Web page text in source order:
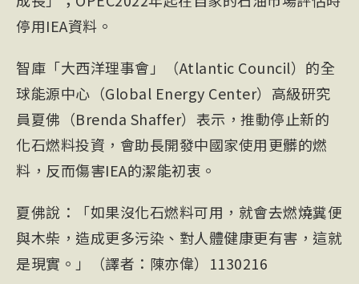
停用IEA資料。
智庫「大西洋理事會」（Atlantic Council）的全
球能源中心（Global Energy Center）高級研究
員夏佛（Brenda Shaffer）表示，推動停止新的
化石燃料投資，會助長開發中國家使用更髒的燃
料，反而傷害IEA的潔能初衷。
夏佛說：「如果沒化石燃料可用，就會去燃燒糞便
與木柴，造成更多污染、對人體健康更有害，這就
是現實。」（譯者：陳亦偉）1130216